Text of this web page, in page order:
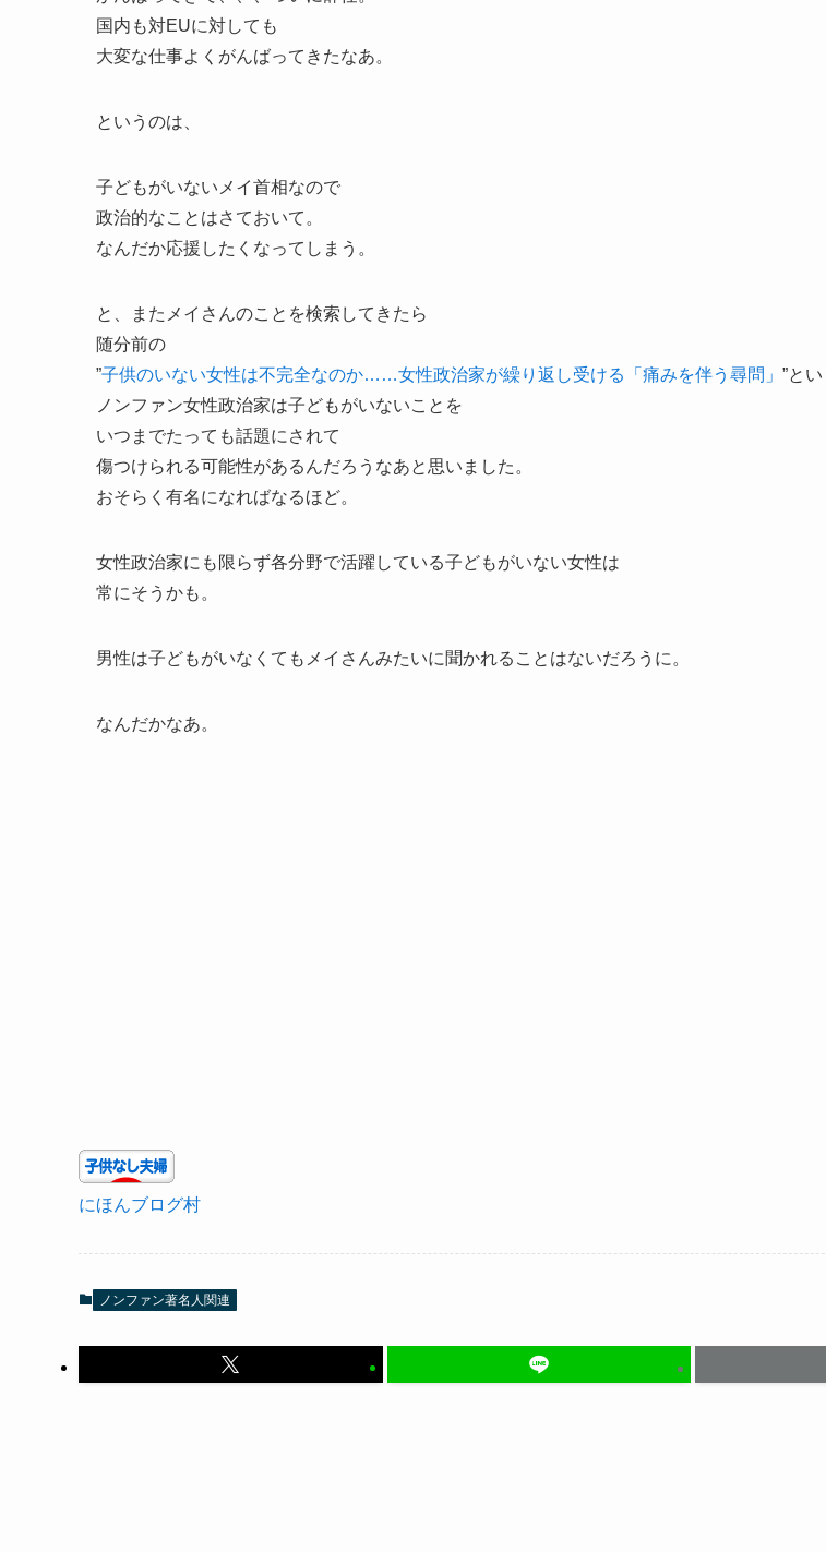
国内も対EUに対しても
大変な仕事よくがんばってきたなあ。
というのは、
子どもがいないメイ首相なので
政治的なことはさておいて。
なんだか応援したくなってしまう。
と、またメイさんのことを検索してきたら
随分前の
”子供のいない女性は不完全なのか……女性政治家が繰り返し受ける「痛みを伴う尋問」 ”と
ノンファン女性政治家は子どもがいないことを
いつまでたっても話題にされて
傷つけられる可能性があるんだろうなあと思いました。
おそらく有名になればなるほど。
女性政治家にも限らず各分野で活躍している子どもがいない女性は
常にそうかも。
男性は子どもがいなくてもメイさんみたいに聞かれることはないだろうに。
なんだかなあ。
にほんブログ村
ノンファン著名人関連